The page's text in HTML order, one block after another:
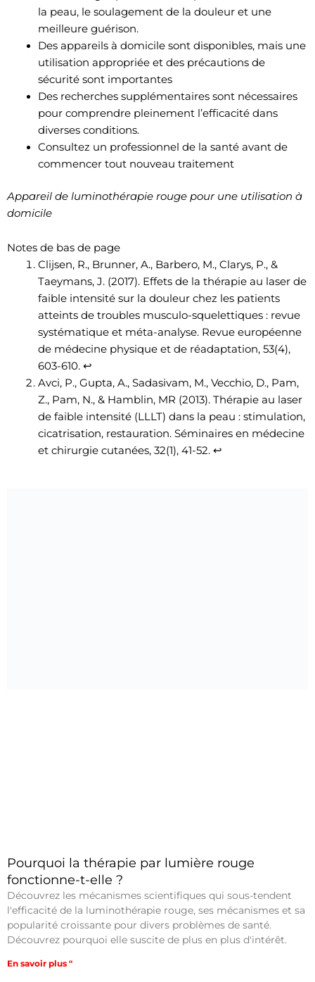
la peau, le soulagement de la douleur et une
meilleure guérison.
Des appareils à domicile sont disponibles, mais une
utilisation appropriée et des précautions de
sécurité sont importantes
Des recherches supplémentaires sont nécessaires
pour comprendre pleinement l’efficacité dans
diverses conditions.
Consultez un professionnel de la santé avant de
commencer tout nouveau traitement
Appareil de luminothérapie rouge pour une utilisation à
domicile
Notes de bas de page
Clijsen, R., Brunner, A., Barbero, M., Clarys, P., &
Taeymans, J. (2017). Effets de la thérapie au laser de
faible intensité sur la douleur chez les patients
atteints de troubles musculo-squelettiques : revue
systématique et méta-analyse. Revue européenne
de médecine physique et de réadaptation, 53(4),
603-610. ↩
Avci, P., Gupta, A., Sadasivam, M., Vecchio, D., Pam,
Z., Pam, N., & Hamblin, MR (2013). Thérapie au laser
de faible intensité (LLLT) dans la peau : stimulation,
cicatrisation, restauration. Séminaires en médecine
et chirurgie cutanées, 32(1), 41-52. ↩
Pourquoi la thérapie par lumière rouge
fonctionne-t-elle ?
Découvrez les mécanismes scientifiques qui sous-tendent
l'efficacité de la luminothérapie rouge, ses mécanismes et sa
popularité croissante pour divers problèmes de santé.
Découvrez pourquoi elle suscite de plus en plus d'intérêt.
En savoir plus "